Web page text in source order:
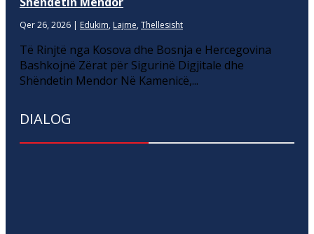
Qer 26, 2026 | Edukim, Lajme, Thellesisht
Të Rinjtë nga Kosova dhe Bosnja e Hercegovina
Bashkojnë Zërat për Sigurinë Digjitale dhe
Shëndetin Mendor Në Kamenicë,...
DIALOG